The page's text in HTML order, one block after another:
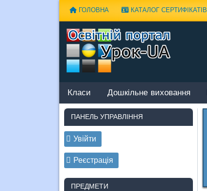
ГОЛОВНА КАТАЛОГ СЕРТИФІКАТІВ
Класи Дошкільне виховання
ПАНЕЛЬ УПРАВЛІННЯ
Увійти
Реєстрація
ПРЕДМЕТИ